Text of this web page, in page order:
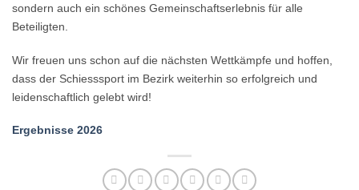
sondern auch ein schönes Gemeinschaftserlebnis für alle
Beteiligten.
Wir freuen uns schon auf die nächsten Wettkämpfe und hoffen,
dass der Schiesssport im Bezirk weiterhin so erfolgreich und
leidenschaftlich gelebt wird!
Ergebnisse 2026